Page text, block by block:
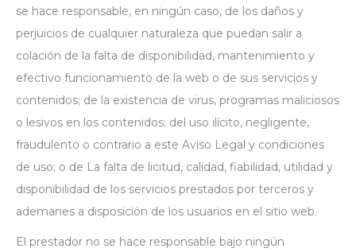
se hace responsable, en ningún caso, de los daños y
perjuicios de cualquier naturaleza que puedan salir a
colación de la falta de disponibilidad, mantenimiento y
efectivo funcionamiento de la web o de sus servicios y
contenidos; de la existencia de virus, programas maliciosos
o lesivos en los contenidos; del uso ilícito, negligente,
fraudulento o contrario a este Aviso Legal y condiciones
de uso; o de La falta de licitud, calidad, fiabilidad, utilidad y
disponibilidad de los servicios prestados por terceros y
ademanes a disposición de los usuarios en el sitio web.
El prestador no se hace responsable bajo ningún